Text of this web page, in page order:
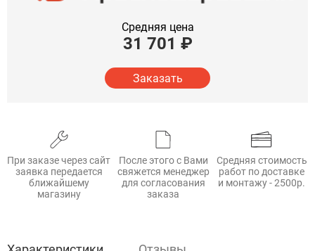
Средняя цена
31 701 ₽
Заказать
При заказе через сайт
заявка передается
ближайшему
магазину
После этого с Вами
свяжется менеджер
для согласования
заказа
Средняя стоимость
работ по доставке
и монтажу - 2500р.